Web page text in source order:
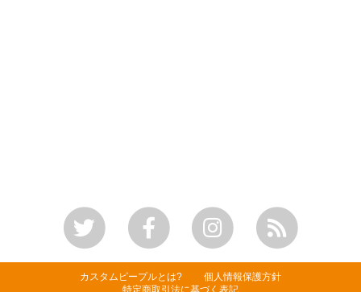
カスタムピープルとは?
個人情報保護方針
特定商取引法に基づく表記